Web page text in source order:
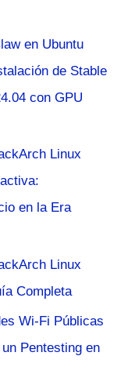
en Ubuntu
de Stable
con GPU
Linux
en la Era
Linux
Completa
Wi-Fi Públicas
Pentesting en